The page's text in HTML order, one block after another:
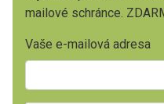
mailové schránce.
Vaše e-mailová adresa